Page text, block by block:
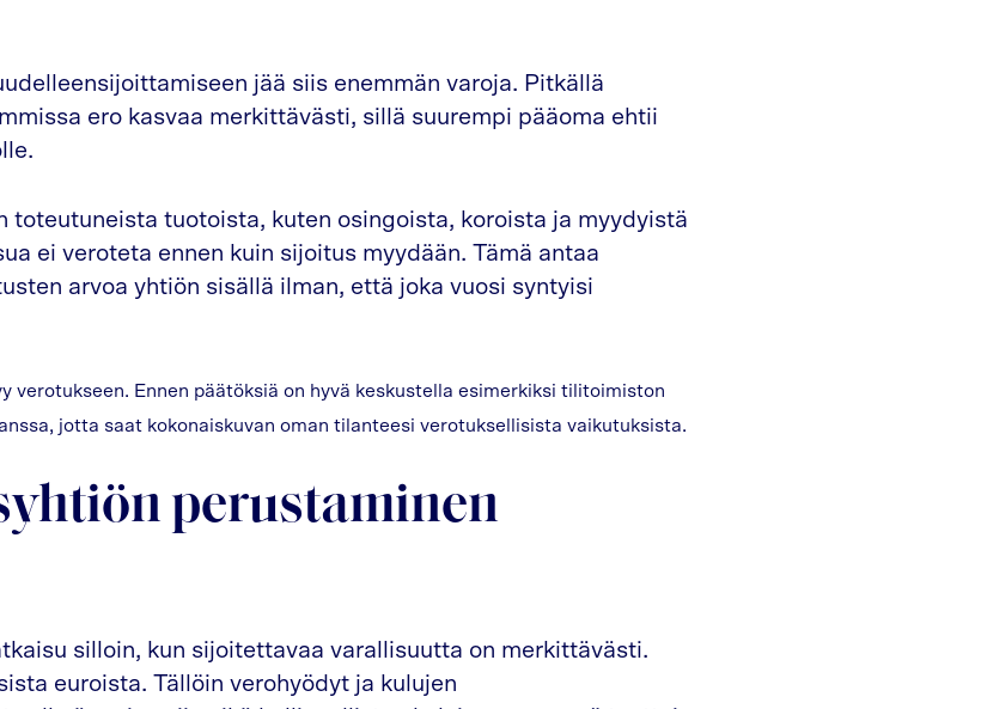
jää siis enemmän varoja. Pitkällä
ero kasvaa merkittävästi, sillä suurempi pääoma ehtii
toteutuneista tuotoista, kuten osingoista, koroista ja myydyistä
ei veroteta ennen kuin sijoitus myydään. Tämä antaa
arvoa yhtiön sisällä ilman, että joka vuosi syntyisi
Ennen päätöksiä on hyvä keskustella esimerkiksi tilitoimiston
jotta saat kokonaiskuvan oman tilanteesi verotuksellisista vaikutuksista.
perustaminen
silloin, kun sijoitettavaa varallisuutta on merkittävästi.
euroista. Tällöin verohyödyt ja kulujen